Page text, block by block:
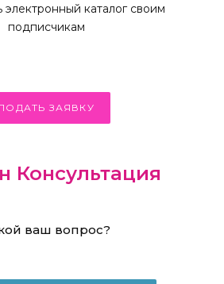
электронный каталог своим
подписчикам
ЗАЯВКУ
Консультация
ваш вопрос?